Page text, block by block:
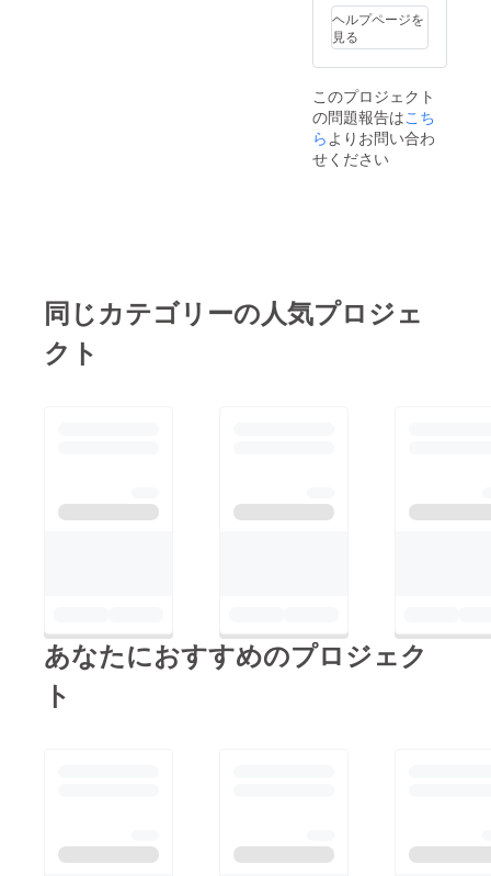
載希望
のあだ
名等を
備考欄
い致し
ます。
ヘルプページを
見る
このプロジェクト
の問題報告はこち
らよりお問い合わ
せください
同じカテゴリーの人気プロジェ
クト
あなたにおすすめのプロジェク
ト